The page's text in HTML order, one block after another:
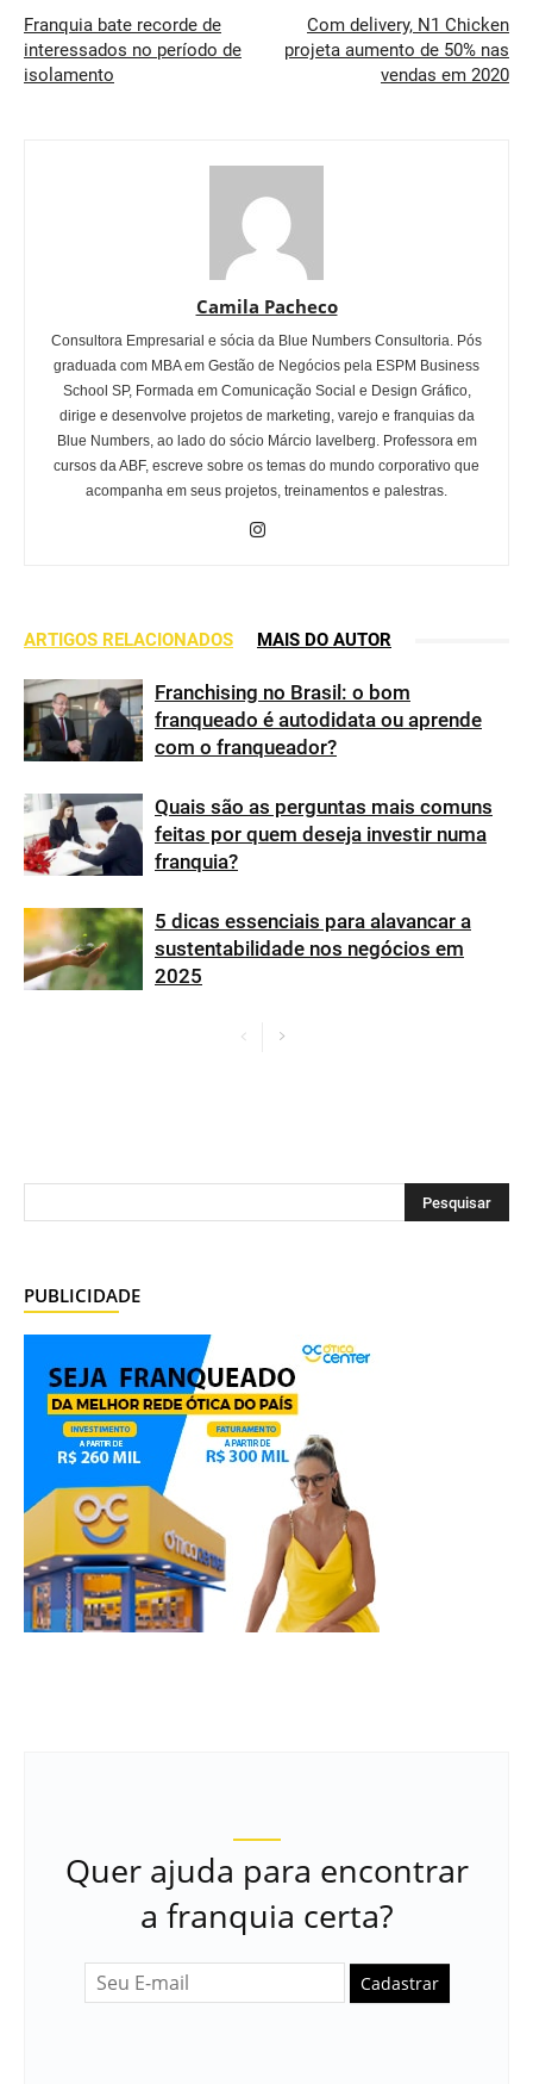
Franquia bate recorde de
interessados no período de
isolamento
Com delivery, N1 Chicken
projeta aumento de 50% nas
vendas em 2020
Camila Pacheco
Consultora Empresarial e sócia da Blue Numbers Consultoria. Pós
graduada com MBA em Gestão de Negócios pela ESPM Business
School SP, Formada em Comunicação Social e Design Gráfico,
dirige e desenvolve projetos de marketing, varejo e franquias da
Blue Numbers, ao lado do sócio Márcio Iavelberg. Professora em
cursos da ABF, escreve sobre os temas do mundo corporativo que
acompanha em seus projetos, treinamentos e palestras.
ARTIGOS RELACIONADOS MAIS DO AUTOR
Franchising no Brasil: o bom
franqueado é autodidata ou aprende
com o franqueador?
Quais são as perguntas mais comuns
feitas por quem deseja investir numa
franquia?
5 dicas essenciais para alavancar a
sustentabilidade nos negócios em
2025
PUBLICIDADE
Quer ajuda para encontrar
a franquia certa?
Cadastrar